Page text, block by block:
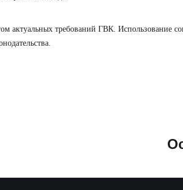
актуальных требований ГВК.